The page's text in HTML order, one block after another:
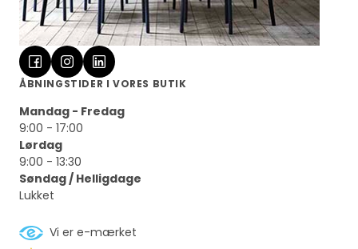
ÅBNINGSTIDER I VORES BUTIK
Mandag - Fredag
9:00 - 17:00
Lørdag
9:00 - 13:30
Søndag / Helligdage
Lukket
Vi er e-mærket